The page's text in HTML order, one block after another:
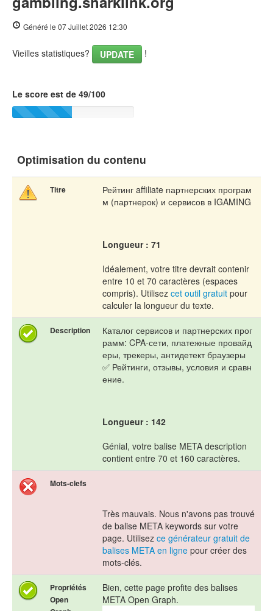
Généré le 07 Juillet 2026 12:30
Vieilles statistiques? UPDATE !
Le score est de 49/100
Optimisation du contenu
Titre
Рейтинг affiliate партнерских програм
м (партнерок) и сервисов в IGAMING
Longueur : 71
Idéalement, votre titre devrait contenir
entre 10 et 70 caractères (espaces
compris). Utilisez cet outil gratuit pour
calculer la longueur du texte.
Description
Каталог сервисов и партнерских прог
рамм: CPA-сети, платежные провайд
еры, трекеры, антидетект браузеры
✅ Рейтинги, отзывы, условия и сравн
ение.
Longueur : 142
Génial, votre balise META description
contient entre 70 et 160 caractères.
Mots-clefs
Très mauvais. Nous n'avons pas trouvé
de balise META keywords sur votre
page. Utilisez ce générateur gratuit de
balises META en ligne pour créer des
mots-clés.
Propriétés
Open
Bien, cette page profite des balises
META Open Graph.